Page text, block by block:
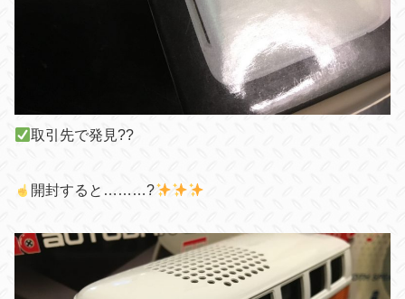
取引先で発見??
開封すると………?